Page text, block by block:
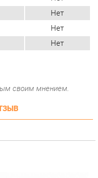
своим мнением.